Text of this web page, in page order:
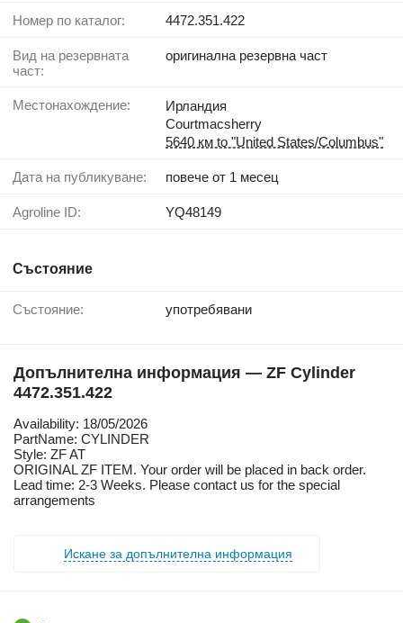
Номер по каталог: 4472.351.422
Вид на резервната
част:
оригинална резервна част
Местонахождение:
Ирландия
Courtmacsherry
5640 км to "United States/Columbus"
Дата на публикуване: повече от 1 месец
Agroline ID: YQ48149
Състояние
Състояние: употребявани
Допълнителна информация — ZF Cylinder
4472.351.422
Availability: 18/05/2026
PartName: CYLINDER
Style: ZF AT
ORIGINAL ZF ITEM. Your order will be placed in back order.
Lead time: 2-3 Weeks. Please contact us for the special
arrangements
Искане за допълнителна информация